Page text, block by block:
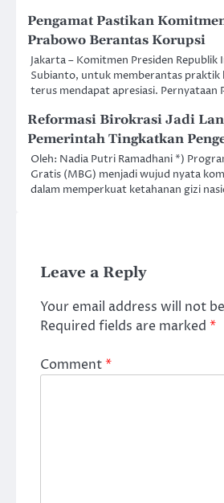
Pengamat Pastikan
Prabowo Berantas Korupsi
Jakarta – Komitmen Presiden Republik
Subianto, untuk memberantas praktik
terus mendapat apresiasi. Pernyataan
Reformasi Birokrasi Jadi
Pemerintah Tingkatkan
Oleh: Nadia Putri Ramadhani *)
Gratis (MBG) menjadi wujud nyata
dalam memperkuat ketahanan gizi
Leave a Reply
Your email address will not
Required fields are marked *
Comment*